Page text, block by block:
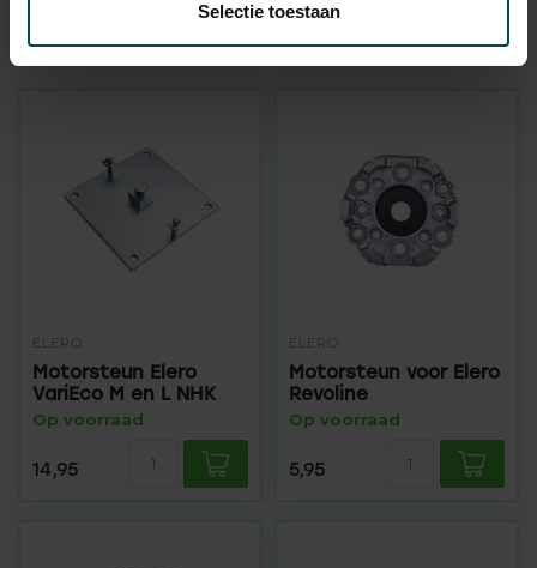
Selectie toestaan
ELERO
Motorsteun Elero
VariEco M en L NHK
Op voorraad
14,95
ELERO
Motorsteun voor Elero
Revoline
Op voorraad
5,95